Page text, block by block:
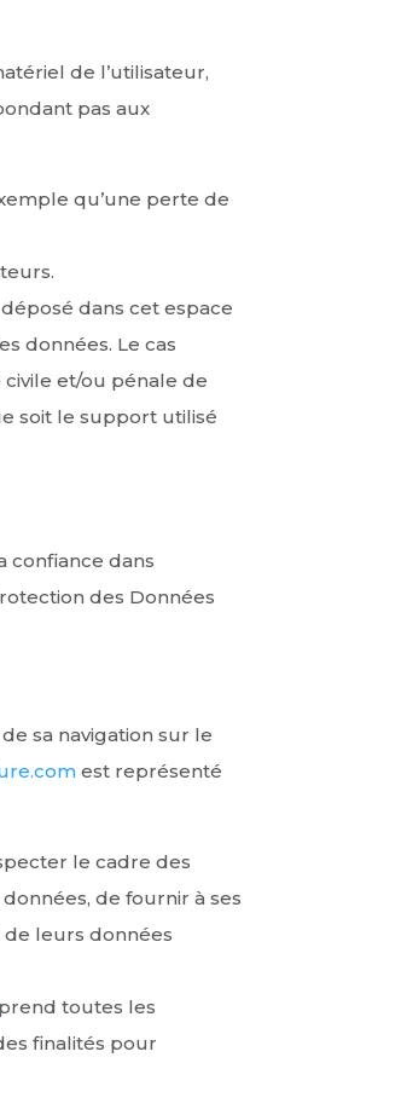
de l’utilisateur,
pas aux
qu’une perte de
dans cet espace
données. Le cas
et/ou pénale de
soit le support utilisé
confiance dans
des Données
sa navigation sur le
est représenté
le cadre des
de fournir à ses
leurs données
prend toutes les
finalités pour